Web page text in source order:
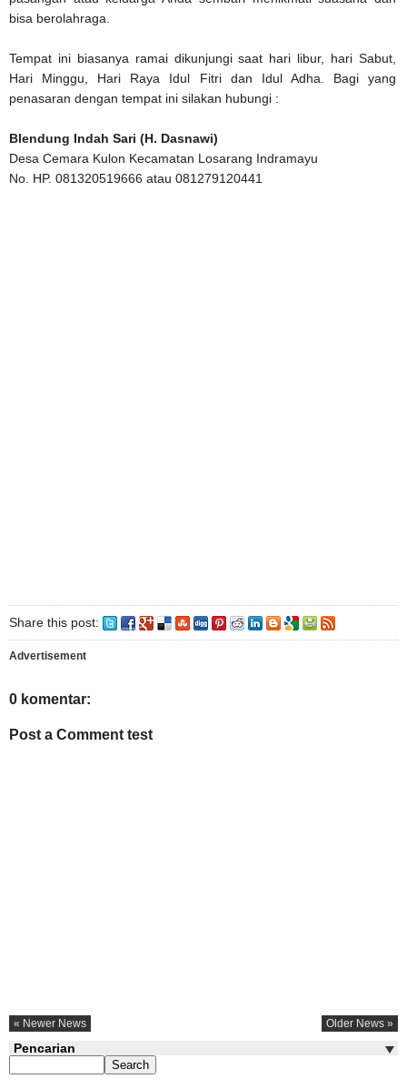
bisa berolahraga.
Tempat ini biasanya ramai dikunjungi saat hari libur, hari Sabut,
Hari Minggu, Hari Raya Idul Fitri dan Idul Adha. Bagi yang
penasaran dengan tempat ini silakan hubungi :
Blendung Indah Sari (H. Dasnawi)
Desa Cemara Kulon Kecamatan Losarang Indramayu
No. HP. 081320519666 atau 081279120441
Share this post:
Advertisement
0 komentar:
Post a Comment test
« Newer News Older News »
Pencarian